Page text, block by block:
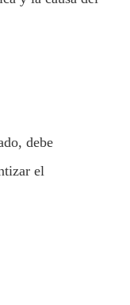
debe
el